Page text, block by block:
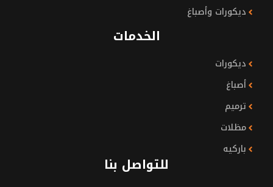
ديكورات وأصباغ
الخدمات
ديكورات
أصباغ
ترميم
مظلات
باركيه
للتواصل بنا